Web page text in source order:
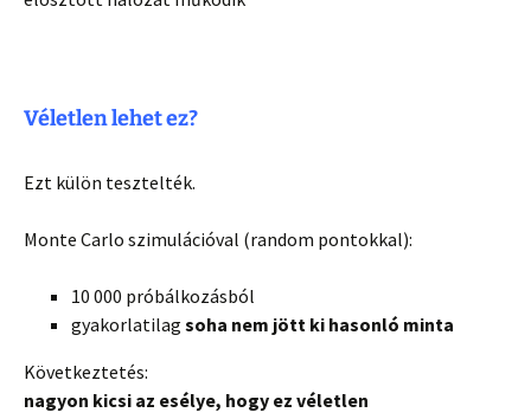
Véletlen lehet ez?
Ezt külön tesztelték.
Monte Carlo szimulációval (random pontokkal):
10 000 próbálkozásból
gyakorlatilag soha nem jött ki hasonló minta
Következtetés:
nagyon kicsi az esélye, hogy ez véletlen